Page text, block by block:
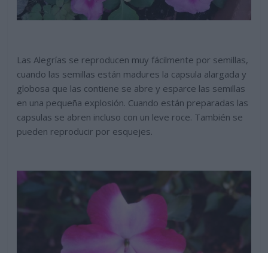
Las Alegrías se reproducen muy fácilmente por semillas,
cuando las semillas están madures la capsula alargada y
globosa que las contiene se abre y esparce las semillas
en una pequeña explosión. Cuando están preparadas las
capsulas se abren incluso con un leve roce. También se
pueden reproducir por esquejes.